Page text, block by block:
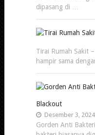
dipasang di …
Tirai Rumah Sakit
hampir sama
Blackout
Desember 3, 2024
Gorden Anti